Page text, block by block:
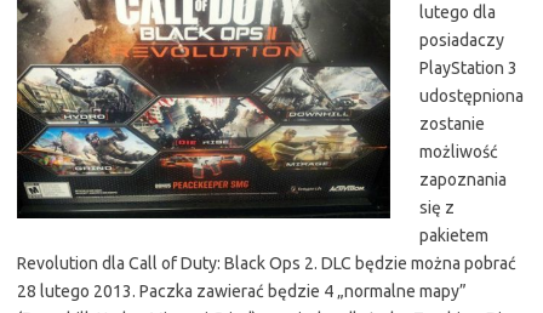
lutego dla
posiadaczy
PlayStation 3
udostępniona
zostanie
możliwość
zapoznania
się z
pakietem
Revolution dla Call of Duty: Black Ops 2. DLC będzie można pobrać
28 lutego 2013. Paczka zawierać będzie 4 „normalne mapy”